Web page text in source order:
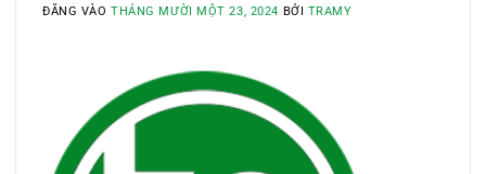
ĐĂNG VÀOTHÁNG MƯỜI MỘT 23, 2024 BỞI TRAMY